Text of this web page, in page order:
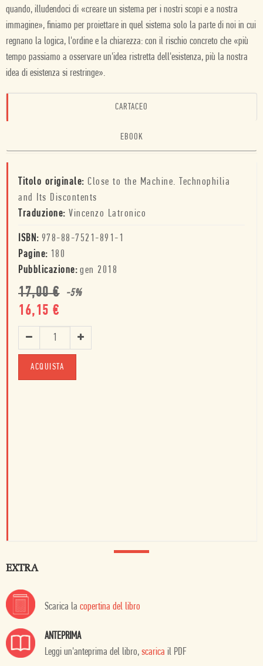
quando, illudendoci di «creare un sistema per i nostri scopi e a nostra
immagine», finiamo per proiettare in quel sistema solo la parte di noi in cui
regnano la logica, l'ordine e la chiarezza: con il rischio concreto che «più
tempo passiamo a osservare un'idea ristretta dell'esistenza, più la nostra
idea di esistenza si restringe».
CARTACEO
EBOOK
Titolo originale: Close to the Machine. Technophilia
and Its Discontents
Traduzione: Vincenzo Latronico
ISBN: 978-88-7521-891-1
Pagine: 180
Pubblicazione: gen 2018
17,00€ -5%
16,15 €
ACQUISTA
EXTRA
Scarica la copertina del libro
ANTEPRIMA
Leggi un'anteprima del libro, scarica il PDF